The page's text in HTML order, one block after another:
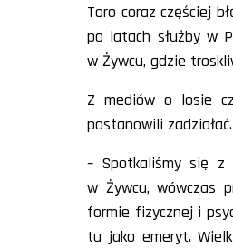
Toro coraz częściej
po latach służby w
w Żywcu, gdzie
Z mediów o losie
postanowili zadziałać.
– Spotkaliśmy się z
w Żywcu, wówczas
formie fizycznej i
tu jako emeryt.